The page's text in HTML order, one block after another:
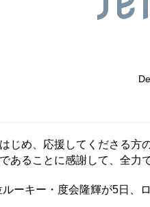
じめ、応援してくださる方
あることに感謝して、全力
ーキー・度会隆輝が5日、